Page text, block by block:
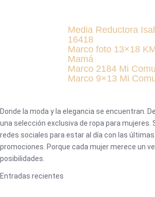
Media Reductora
16418
Marco foto 13×18
Mamá
Marco 2184 Mi
Marco 9×13 Mi
Donde la moda y la elegancia se encuentran.
una selección exclusiva de ropa para mujeres.
redes sociales para estar al día con las
promociones. Porque cada mujer merece un
posibilidades.
Entradas recientes